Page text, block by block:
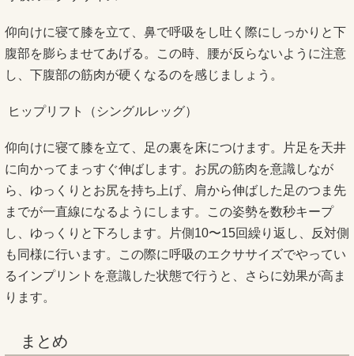
仰向けに寝て膝を立て、鼻で呼吸をし吐く際にしっかりと下
腹部を膨らませてあげる。この時、腰が反らないように注意
し、下腹部の筋肉が硬くなるのを感じましょう。
ヒップリフト（シングルレッグ）
仰向けに寝て膝を立て、足の裏を床につけます。片足を天井
に向かってまっすぐ伸ばします。お尻の筋肉を意識しなが
ら、ゆっくりとお尻を持ち上げ、肩から伸ばした足のつま先
までが一直線になるようにします。この姿勢を数秒キープ
し、ゆっくりと下ろします。片側10〜15回繰り返し、反対側
も同様に行います。この際に呼吸のエクササイズでやってい
るインプリントを意識した状態で行うと、さらに効果が高ま
ります。
まとめ